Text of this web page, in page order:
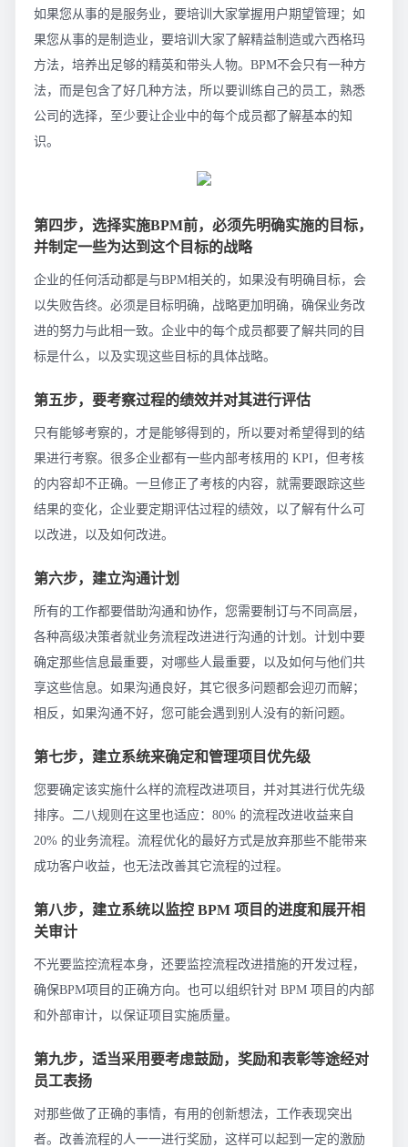
如果您从事的是服务业，要培训大家掌握用户期望管理；如
果您从事的是制造业，要培训大家了解精益制造或六西格玛
方法，培养出足够的精英和带头人物。BPM不会只有一种方
法，而是包含了好几种方法，所以要训练自己的员工，熟悉
公司的选择，至少要让企业中的每个成员都了解基本的知
识。
第四步，选择实施BPM前，必须先明确实施的目标，
并制定一些为达到这个目标的战略
企业的任何活动都是与BPM相关的，如果没有明确目标，会
以失败告终。必须是目标明确，战略更加明确，确保业务改
进的努力与此相一致。企业中的每个成员都要了解共同的目
标是什么，以及实现这些目标的具体战略。
第五步，要考察过程的绩效并对其进行评估
只有能够考察的，才是能够得到的，所以要对希望得到的结
果进行考察。很多企业都有一些内部考核用的 KPI，但考核
的内容却不正确。一旦修正了考核的内容，就需要跟踪这些
结果的变化，企业要定期评估过程的绩效，以了解有什么可
以改进，以及如何改进。
第六步，建立沟通计划
所有的工作都要借助沟通和协作，您需要制订与不同高层，
各种高级决策者就业务流程改进进行沟通的计划。计划中要
确定那些信息最重要，对哪些人最重要，以及如何与他们共
享这些信息。如果沟通良好，其它很多问题都会迎刃而解；
相反，如果沟通不好，您可能会遇到别人没有的新问题。
第七步，建立系统来确定和管理项目优先级
您要确定该实施什么样的流程改进项目，并对其进行优先级
排序。二八规则在这里也适应：80% 的流程改进收益来自
20% 的业务流程。流程优化的最好方式是放弃那些不能带来
成功客户收益，也无法改善其它流程的过程。
第八步，建立系统以监控 BPM 项目的进度和展开相
关审计
不光要监控流程本身，还要监控流程改进措施的开发过程，
确保BPM项目的正确方向。也可以组织针对 BPM 项目的内部
和外部审计，以保证项目实施质量。
第九步，适当采用要考虑鼓励，奖励和表彰等途经对
员工表扬
对那些做了正确的事情，有用的创新想法，工作表现突出
者。改善流程的人一一进行奖励，这样可以起到一定的激励